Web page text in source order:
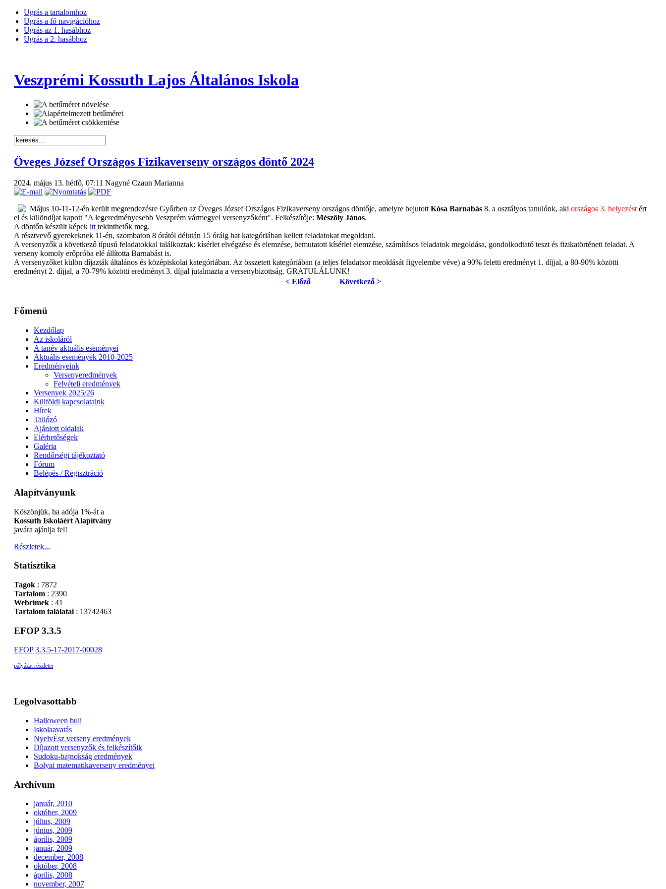
Ugrás a tartalomhoz
Ugrás a fő navigációhoz
Ugrás az 1. hasábhoz
Ugrás a 2. hasábhoz
Veszprémi Kossuth Lajos Általános Iskola
Öveges József Országos Fizikaverseny országos döntő 2024
2024. május 13. hétfő, 07:11 Nagyné Czaun Marianna
Május 10-11-12-én került megrendezésre Győrben az Öveges József Országos Fizikaverseny országos döntője, amelyre bejutott Kósa Barnabás8. a osztályos tanulónk, aki országos 3. helyezést ért
el és különdíjat kapott "A legeredményesebb Veszprém vármegyei versenyzőként". Felkészítője: Mészöly János.
A döntőn készült képek itt tekinthetők meg.
A résztvevő gyerekeknek 11-én, szombaton 8 órától délután 15 óráig hat kategóriában kellett feladatokat megoldani.
A versenyzők a következő típusú feladatokkal találkoztak: kísérlet elvégzése és elemzése, bemutatott kísérlet elemzése, számításos feladatok megoldása, gondolkodtató teszt és fizikatörténeti feladat. A
verseny komoly erőpróba elé állította Barnabást is.
A versenyzőket külön díjazták általános és középiskolai kategóriában. Az összetett kategóriában (a teljes feladatsor meoldását figyelembe véve) a 90% feletti eredményt 1. díjjal, a 80-90% közötti
eredményt 2. díjjal, a 70-79% közötti eredményt 3. díjjal jutalmazta a versenybizottság. GRATULÁLUNK!
< Előző
Következő >
Főmenü
Kezdőlap
Az iskoláról
A tanév aktuális eseményei
Aktuális események 2010-2025
Eredményeink
Versenyeredmények
Felvételi eredmények
Versenyek 2025/26
Külföldi kapcsolataink
Hírek
Tallózó
Ajánlott oldalak
Elérhetőségek
Galéria
Rendőrségi tájékoztató
Fórum
Belépés / Regisztráció
Alapítványunk
Köszönjük, ha adója 1%-át a
Kossuth Iskoláért Alapítvány
javára ajánlja fel!
Részletek...
Statisztika
Tagok: 7872
Tartalom: 2390
Webcímek: 41
Tartalom találatai: 13742463
EFOP 3.3.5
EFOP 3.3.5-17-2017-00028
pályázat részletei
Legolvasottabb
Halloween buli
Iskolaavatás
NyelvÉsz verseny eredmények
Díjazott versenyzők és felkészítőik
Sudoku-bajnokság eredmények
Bolyai matematikaverseny eredményei
Archívum
január, 2010
október, 2009
július, 2009
június, 2009
április, 2009
január, 2009
december, 2008
október, 2008
április, 2008
november, 2007